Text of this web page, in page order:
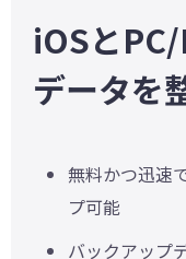
iOSと
データを
無料かつ迅速
プ可能
バックアップ